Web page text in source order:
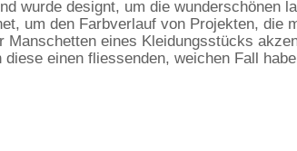
wurde designt, um die
um den Farbverlauf von Projekten,
Manschetten eines Kleidungsstücks
einen fliessenden, weichen Fall